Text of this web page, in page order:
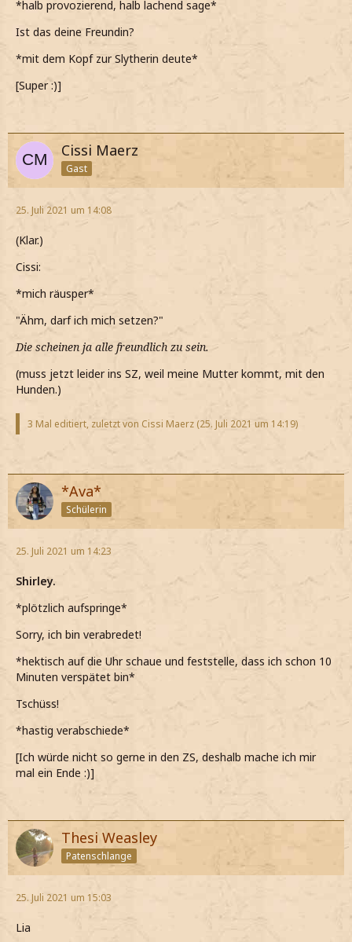
*halb provozierend, halb lachend sage*
Ist das deine Freundin?
*mit dem Kopf zur Slytherin deute*
[Super :)]
Cissi Maerz
Gast
25. Juli 2021 um 14:08
(Klar.)
Cissi:
*mich räusper*
"Ähm, darf ich mich setzen?"
Die scheinen ja alle freundlich zu sein.
(muss jetzt leider ins SZ, weil meine Mutter kommt, mit den
Hunden.)
3 Mal editiert, zuletzt von Cissi Maerz (25. Juli 2021 um 14:19)
*Ava*
Schülerin
25. Juli 2021 um 14:23
Shirley.
*plötzlich aufspringe*
Sorry, ich bin verabredet!
*hektisch auf die Uhr schaue und feststelle, dass ich schon 10
Minuten verspätet bin*
Tschüss!
*hastig verabschiede*
[Ich würde nicht so gerne in den ZS, deshalb mache ich mir
mal ein Ende :)]
Thesi Weasley
Patenschlange
25. Juli 2021 um 15:03
Lia